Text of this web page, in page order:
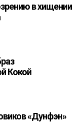
в хищении
Кокой
«Дунфэн»